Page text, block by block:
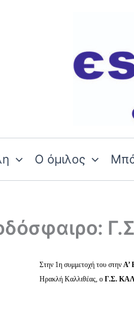
Ο όμιλος
Στην 1η συμμετοχή του στην Α’
Ηρακλή Καλλιθέας, ο Γ.Σ.